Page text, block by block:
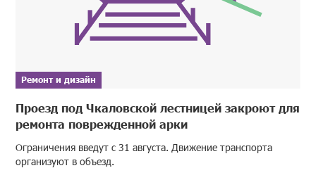
Ремонт и дизайн
Проезд под Чкаловской лестницей закроют для
ремонта поврежденной арки
Ограничения введут с 31 августа. Движение транспорта
организуют в объезд.